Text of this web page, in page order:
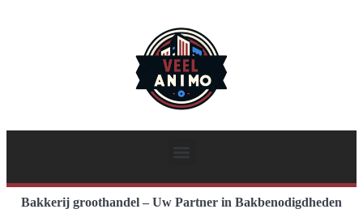
Bakkerij groothandel – Uw Partner in Bakbenodigdheden